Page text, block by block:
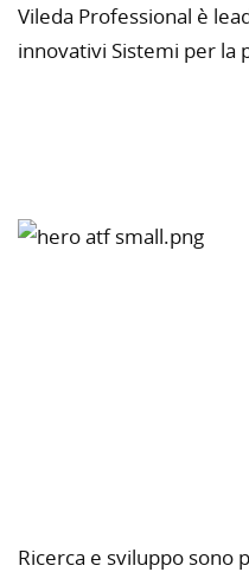
Vileda Professional è
innovativi Sistemi per la
Ricerca e sviluppo sono